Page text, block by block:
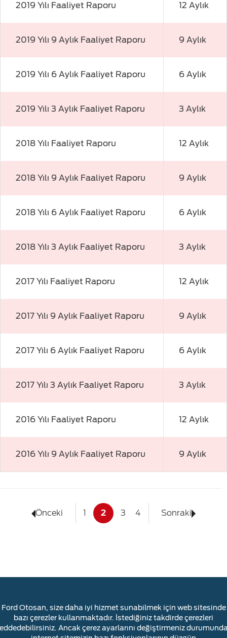
2019 Yılı Faaliyet Raporu 12 Aylık
2019 Yılı 9 Aylık Faaliyet Raporu 9 Aylık
2019 Yılı 6 Aylık Faaliyet Raporu 6 Aylık
2019 Yılı 3 Aylık Faaliyet Raporu 3 Aylık
2018 Yılı Faaliyet Raporu 12 Aylık
2018 Yılı 9 Aylık Faaliyet Raporu 9 Aylık
2018 Yılı 6 Aylık Faaliyet Raporu 6 Aylık
2018 Yılı 3 Aylık Faaliyet Raporu 3 Aylık
2017 Yılı Faaliyet Raporu 12 Aylık
2017 Yılı 9 Aylık Faaliyet Raporu 9 Aylık
2017 Yılı 6 Aylık Faaliyet Raporu 6 Aylık
2017 Yılı 3 Aylık Faaliyet Raporu 3 Aylık
2016 Yılı Faaliyet Raporu 12 Aylık
2016 Yılı 9 Aylık Faaliyet Raporu 9 Aylık
Önceki 1 2 3 4 Sonraki
YASAL UYARI ÇEREZLER HAKKINDA
Ford Otosan, size daha iyi hizmet sunabilmek için web sitesinde
bazı çerezler kullanmaktadır. İstediğiniz takdirde çerezleri
Ancak çerez ayarlarını değiştirmeniz